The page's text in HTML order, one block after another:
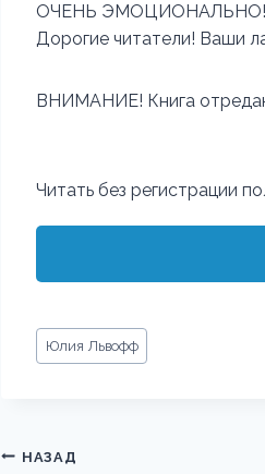
ОЧЕНЬ ЭМОЦИОНАЛЬНО!
Дорогие читатели! Ваши
ВНИМАНИЕ! Книга
Читать без регистрации
Метки
записи:
Юлия Львофф
Навигация
НАЗАД